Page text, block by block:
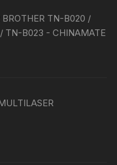
TN-B020 /
TN-B023 - CHINAMATE